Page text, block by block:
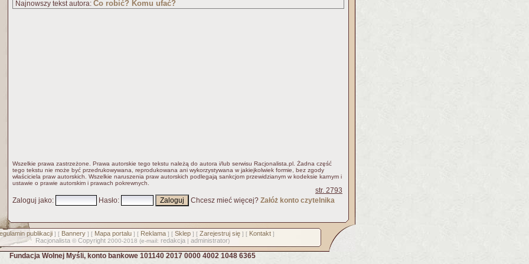
Najnowszy tekst autora: Co robić? Komu ufać?
Wszelkie prawa zastrzeżone. Prawa autorskie tego tekstu należą do autora i/lub serwisu Racjonalista.pl. Żadna część
tego tekstu nie może być przedrukowywana, reprodukowana ani wykorzystywana w jakiejkolwiek formie, bez zgody
właściciela praw autorskich. Wszelkie naruszenia praw autorskich podlegają sankcjom przewidzianym w kodeksie karnym i
ustawie o prawie autorskim i prawach pokrewnych.
str. 2793
Zaloguj jako: Hasło: Chcesz mieć więcej? Załóż konto czytelnika
publikacji] [ Bannery] [ Mapa portalu] [ Reklama] [ Sklep] [ Zarejestruj się] [ Kontakt]
Racjonalista © Copyright 2000-2018 (e-mail: redakcja | administrator)
Fundacja Wolnej Myśli, konto bankowe 101140 2017 0000 4002 1048 6365